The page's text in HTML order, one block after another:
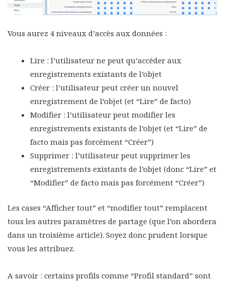
Vous aurez 4 niveaux d’accès aux données :
Lire : l’utilisateur ne peut qu’accéder aux
enregistrements existants de l’objet
Créer : l’utilisateur peut créer un nouvel
enregistrement de l’objet (et “Lire” de facto)
Modifier : l’utilisateur peut modifier les
enregistrements existants de l’objet (et “Lire” de
facto mais pas forcément “Créer”)
Supprimer : l’utilisateur peut supprimer les
enregistrements existants de l’objet (donc “Lire” et
“Modifier” de facto mais pas forcément “Créer”)
Les cases “Afficher tout” et “modifier tout” remplacent
tous les autres paramètres de partage (que l’on abordera
dans un troisième article). Soyez donc prudent lorsque
vous les attribuez.
A savoir : certains profils comme “Profil standard” sont